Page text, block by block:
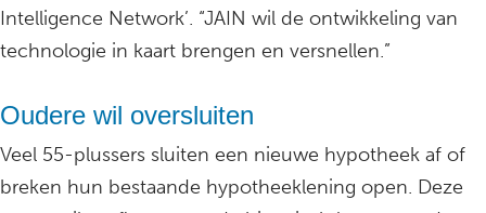
Intelligence Network’. “JAIN wil de ontwikkeling van
technologie in kaart brengen en versnellen.”
Oudere wil oversluiten
Veel 55-plussers sluiten een nieuwe hypotheek af of
breken hun bestaande hypotheeklening open. Deze